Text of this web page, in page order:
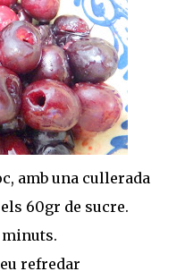
amb una cullerada
60gr de sucre.
refredar